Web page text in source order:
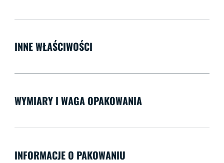
INNE WŁAŚCIWOŚCI
WYMIARY I WAGA OPAKOWANIA
INFORMACJE O PAKOWANIU